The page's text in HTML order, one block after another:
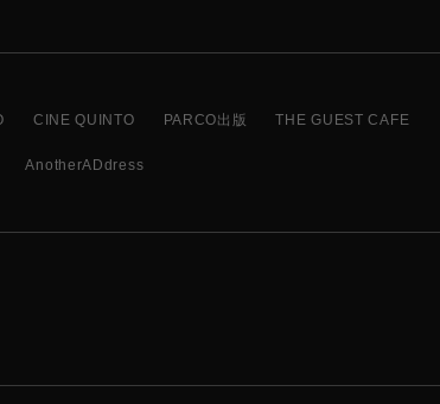
CINE QUINTO PARCO出版 THE GUEST CAFE
AnotherADdress